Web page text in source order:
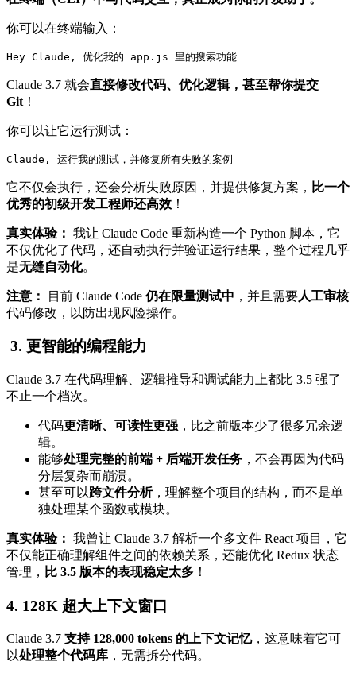
你可以在终端输入：
Hey Claude, 优化我的 app.js 里的搜索功能
Claude 3.7 就会直接修改代码、优化逻辑，甚至帮你提交
Git ！
你可以让它运行测试：
Claude, 运行我的测试，并修复所有失败的案例
它不仅会执行，还会分析失败原因，并提供修复方案， 比一个
优秀的初级开发工程师还高效 ！
真实体验： 我让 Claude Code 重新构造一个 Python 脚本，它
不仅优化了代码，还自动执行并验证运行结果，整个过程几乎
是无缝自动化。
注意： 目前 Claude Code 仍在限量测试中 ，并且需要人工审核
代码修改，以防出现风险操作。
3. 更智能的编程能力
Claude 3.7 在代码理解、逻辑推导和调试能力上都比 3.5 强了
不止一个档次。
代码更清晰、可读性更强 ，比之前版本少了很多冗余逻
辑。
能够处理完整的前端 + 后端开发任务 ，不会再因为代码
分层复杂而崩溃。
甚至可以跨文件分析，理解整个项目的结构，而不是单
独处理某个函数或模块。
真实体验： 我曾让 Claude 3.7 解析一个多文件 React 项目，它
不仅能正确理解组件之间的依赖关系，还能优化 Redux 状态
管理， 比 3.5 版本的表现稳定太多 ！
4. 128K 超大上下文窗口
Claude 3.7 支持 128,000 tokens 的上下文记忆，这意味着它可
以处理整个代码库 ，无需拆分代码。